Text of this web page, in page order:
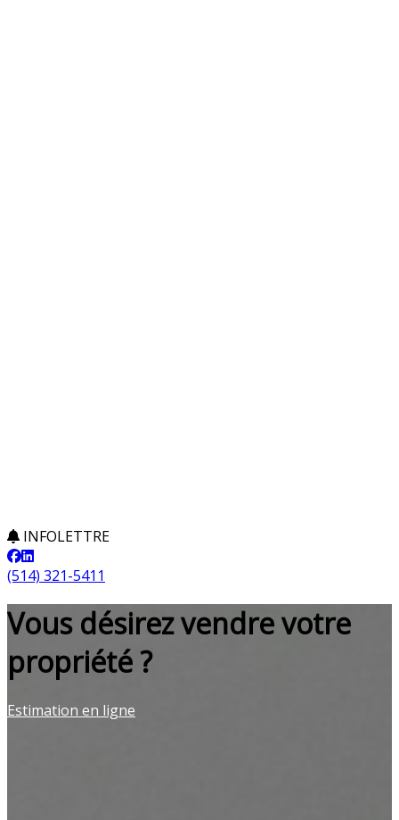
INFOLETTRE
(514) 321-5411
Vous désirez vendre votre
propriété ?
Estimation en ligne